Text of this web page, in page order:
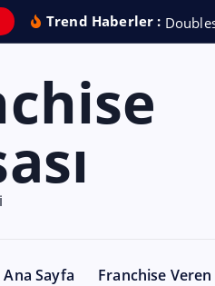
Trend Haberler : Double
Ana Sayfa Franchise